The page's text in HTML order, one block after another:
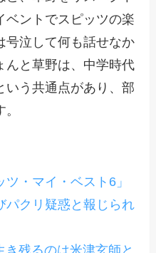
ベントでスピッツの楽
号泣して何も話せなか
んと草野は、中学時代
いう共通点があり、部
・マイ・ベスト6」
パクリ疑惑と報じられ
き残るのは米津玄師と